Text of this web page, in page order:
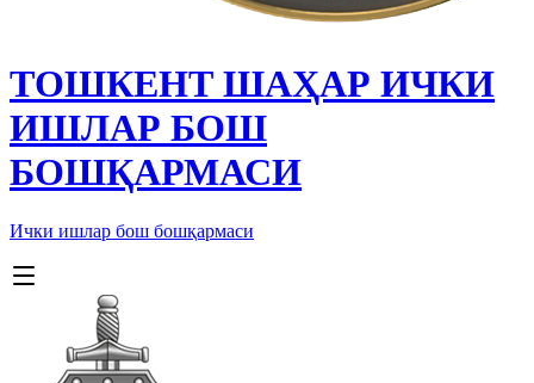
ТОШКЕНТ ШАҲАР ИЧКИ
ИШЛАР БОШ
БОШҚАРМАСИ
Ички ишлар бош бошқармаси